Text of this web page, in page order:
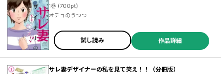
1巻 (700pt)
オチョのうつつ
試し読み 作品詳細
サレ妻デザイナーの私を見て笑え！！（分冊版）